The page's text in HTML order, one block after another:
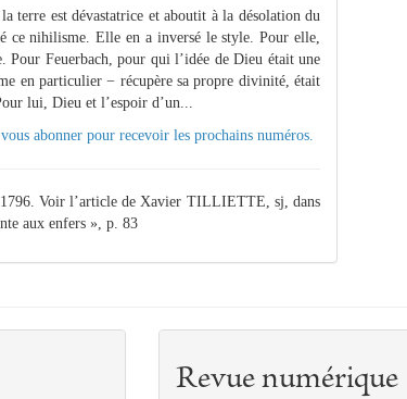
terre est dévastatrice et aboutit à la désolation du
ce nihilisme. Elle en a inversé le style. Pour elle,
Feuerbach, pour qui l’idée de Dieu était une
en particulier − récupère sa propre divinité, était
lui, Dieu et l’espoir d’un...
abonner pour recevoir les prochains numéros.
1796. Voir l’article de Xavier TILLIETTE, sj, dans
aux enfers », p. 83
Revue numérique